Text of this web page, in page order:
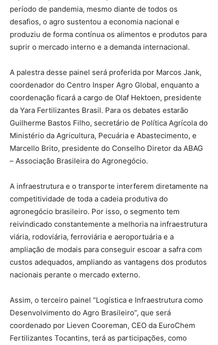
período de pandemia, mesmo diante de todos os
desafios, o agro sustentou a economia nacional e
produziu de forma contínua os alimentos e produtos para
suprir o mercado interno e a demanda internacional.
A palestra desse painel será proferida por Marcos Jank,
coordenador do Centro Insper Agro Global, enquanto a
coordenação ficará a cargo de Olaf Hektoen, presidente
da Yara Fertilizantes Brasil. Para os debates estarão
Guilherme Bastos Filho, secretário de Política Agrícola do
Ministério da Agricultura, Pecuária e Abastecimento, e
Marcello Brito, presidente do Conselho Diretor da ABAG
– Associação Brasileira do Agronegócio.
A infraestrutura e o transporte interferem diretamente na
competitividade de toda a cadeia produtiva do
agronegócio brasileiro. Por isso, o segmento tem
reivindicado constantemente a melhoria na infraestrutura
viária, rodoviária, ferroviária e aeroportuária e a
ampliação de modais para conseguir escoar a safra com
custos adequados, ampliando as vantagens dos produtos
nacionais perante o mercado externo.
Assim, o terceiro painel “Logística e Infraestrutura como
Desenvolvimento do Agro Brasileiro”, que será
coordenado por Lieven Cooreman, CEO da EuroChem
Fertilizantes Tocantins, terá as participações, como